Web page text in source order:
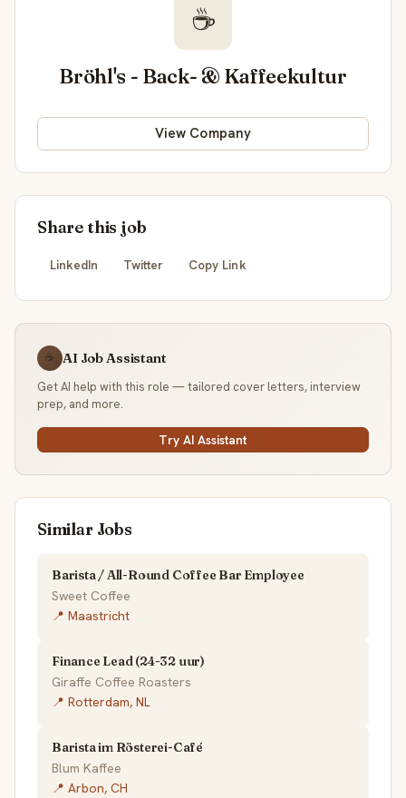
☕
Bröhl's - Back- & Kaffeekultur
View Company
Share this job
LinkedIn Twitter Copy Link
☕ AI Job Assistant
Get AI help with this role — tailored cover letters, interview
prep, and more.
Try AI Assistant
Similar Jobs
Barista / All-Round Coffee Bar Employee
Sweet Coffee
📍 Maastricht
Finance Lead (24-32 uur)
Giraffe Coffee Roasters
📍 Rotterdam, NL
Barista im Rösterei-Café
Blum Kaffee
📍 Arbon, CH